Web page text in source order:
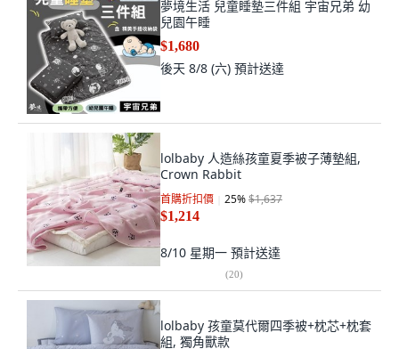
夢境生活 兒童睡墊三件組 宇宙兄弟 幼
兒園午睡
$1,680
後天 8/8 (六) 預計送達
lolbaby 人造絲孩童夏季被子薄墊組,
Crown Rabbit
首購折扣價 25%$1,637
$1,214
8/10 星期一 預計送達
(20)
lolbaby 孩童莫代爾四季被+枕芯+枕套
組, 獨角獸款